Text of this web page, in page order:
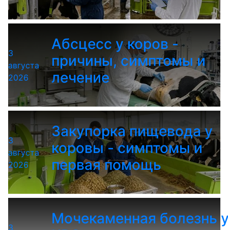
3
августа
2026
Абсцесс у коров -
причины, симптомы и
лечение
3
августа
2026
Закупорка пищевода у
коровы - симптомы и
первая помощь
3
Мочекаменная болезнь